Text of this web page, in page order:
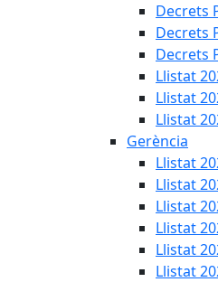
Decrets
Decrets
Decrets
Llistat
Llistat
Llistat
Gerència
Llistat
Llistat
Llistat
Llistat
Llistat
Llistat